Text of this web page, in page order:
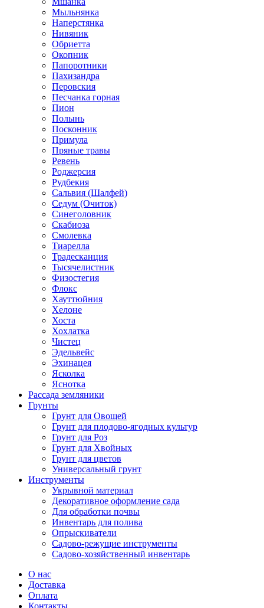
Мыльнянка
Наперстянка
Нивяник
Обриетта
Окопник
Папоротники
Пахизандра
Перовския
Песчанка горная
Пион
Полынь
Посконник
Примула
Пряные травы
Ревень
Роджерсия
Рудбекия
Сальвия (Шалфей)
Седум (Очиток)
Синеголовник
Скабиоза
Смолевка
Тиарелла
Традесканция
Тысячелистник
Физостегия
Флокс
Хауттюйния
Хелоне
Хоста
Хохлатка
Чистец
Эдельвейс
Эхинацея
Ясколка
Яснотка
Рассада земляники
Грунты
Грунт для Овощей
Грунт для плодово-ягодных культур
Грунт для Роз
Грунт для Хвойных
Грунт для цветов
Универсальный грунт
Инструменты
Укрывной материал
Декоративное оформление сада
Для обработки почвы
Инвентарь для полива
Опрыскиватели
Садово-режущие инструменты
Садово-хозяйственный инвентарь
О нас
Доставка
Оплата
Контакты